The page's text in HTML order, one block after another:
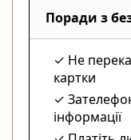
Поради з
Не
картки
інформації